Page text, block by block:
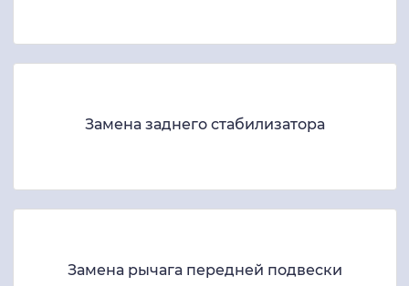
Замена заднего стабилизатора
Замена рычага передней подвески